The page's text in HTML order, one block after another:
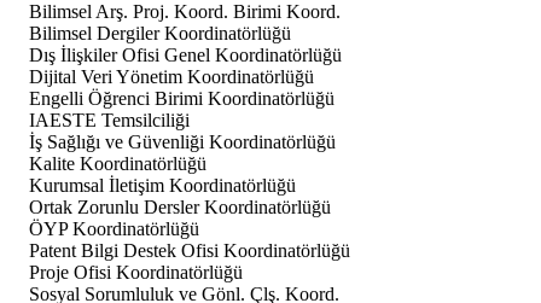
Bilimsel Arş. Proj. Koord. Birimi Koord.
Bilimsel Dergiler Koordinatörlüğü
Dış İlişkiler Ofisi Genel Koordinatörlüğü
Dijital Veri Yönetim Koordinatörlüğü
Engelli Öğrenci Birimi Koordinatörlüğü
IAESTE Temsilciliği
İş Sağlığı ve Güvenliği Koordinatörlüğü
Kalite Koordinatörlüğü
Kurumsal İletişim Koordinatörlüğü
Ortak Zorunlu Dersler Koordinatörlüğü
ÖYP Koordinatörlüğü
Patent Bilgi Destek Ofisi Koordinatörlüğü
Proje Ofisi Koordinatörlüğü
Sosyal Sorumluluk ve Gönl. Çlş. Koord.